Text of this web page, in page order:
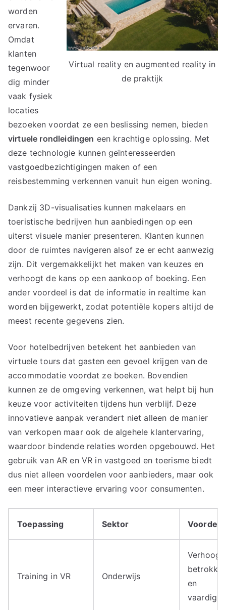
Virtual reality en augmented reality in
de praktijk
worden
ervaren.
Omdat
klanten
tegenwoor
dig minder
vaak fysiek
locaties
bezoeken voordat ze een beslissing nemen, bieden
virtuele rondleidingen een krachtige oplossing. Met
deze technologie kunnen geïnteresseerden
vastgoedbezichtigingen maken of een
reisbestemming verkennen vanuit hun eigen woning.
Dankzij 3D-visualisaties kunnen makelaars en
toeristische bedrijven hun aanbiedingen op een
uiterst visuele manier presenteren. Klanten kunnen
door de ruimtes navigeren alsof ze er echt aanwezig
zijn. Dit vergemakkelijkt het maken van keuzes en
verhoogt de kans op een aankoop of boeking. Een
ander voordeel is dat de informatie in realtime kan
worden bijgewerkt, zodat potentiële kopers altijd de
meest recente gegevens zien.
Voor hotelbedrijven betekent het aanbieden van
virtuele tours dat gasten een gevoel krijgen van de
accommodatie voordat ze boeken. Bovendien
kunnen ze de omgeving verkennen, wat helpt bij hun
keuze voor activiteiten tijdens hun verblijf. Deze
innovatieve aanpak verandert niet alleen de manier
van verkopen maar ook de algehele klantervaring,
waardoor bindende relaties worden opgebouwd. Het
gebruik van AR en VR in vastgoed en toerisme biedt
dus niet alleen voordelen voor aanbieders, maar ook
een meer interactieve ervaring voor consumenten.
Toepassing Sektor
Training in VR Onderwijs
Verhoogt
en